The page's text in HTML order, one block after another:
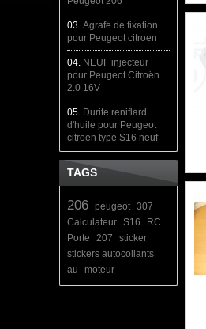
03. Agrafe de fixation
pour Peugeot citroen
04. NEUF injecteur
pour Peugeot Citroën
2.0 16V
05. Durite reniflard
d'huile pour Peugeot
citroen type S16 neuf
TAGS
206 peugeot 307
Calculateur S16
RC
Porte
207
sticker
stickers autocollants
au
moteur